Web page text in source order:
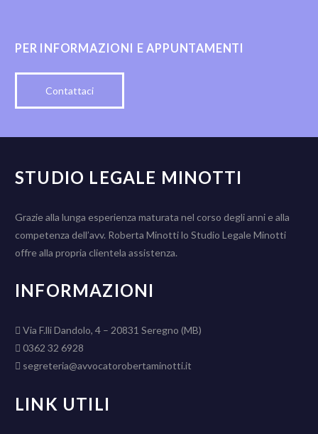
PER INFORMAZIONI E APPUNTAMENTI
Contattaci
STUDIO LEGALE MINOTTI
Grazie alla lunga esperienza maturata nel corso degli anni e alla
competenza dell’avv. Roberta Minotti lo Studio Legale Minotti
offre alla propria clientela assistenza.
INFORMAZIONI
Via F.lli Dandolo, 4 – 20831 Seregno (MB)
0362 32 6928
segreteria@avvocatorobertaminotti.it
LINK UTILI